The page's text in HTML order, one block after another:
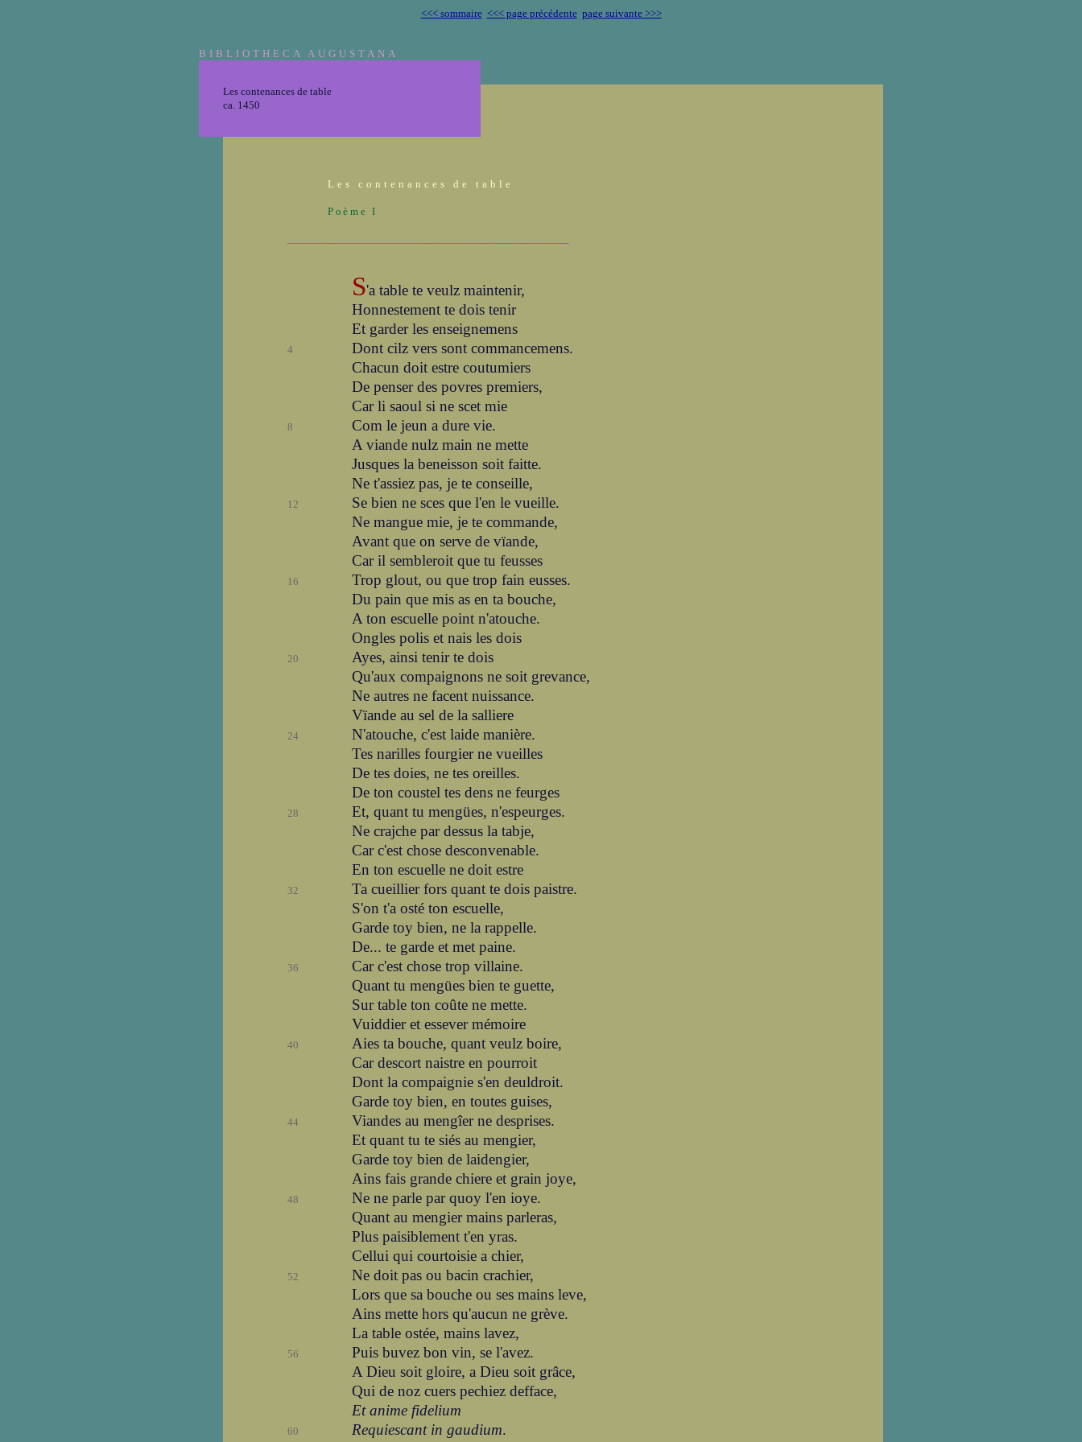
<<< sommaire <<< page précédente page suivante >>>
BIBLIOTHECA AUGUSTANA
Les contenances de table
ca. 1450
Les contenances de table
Poème I
S'a table te veulz maintenir,
Honnestement te dois tenir
Et garder les enseignemens
4
Dont cilz vers sont commancemens.
Chacun doit estre coutumiers
De penser des povres premiers,
Car li saoul si ne scet mie
8
Com le jeun a dure vie.
A viande nulz main ne mette
Jusques la beneisson soit faitte.
Ne t'assiez pas, je te conseille,
12
Se bien ne sces que l'en le vueille.
Ne mangue mie, je te commande,
Avant que on serve de vïande,
Car il sembleroit que tu feusses
16
Trop glout, ou que trop fain eusses.
Du pain que mis as en ta bouche,
A ton escuelle point n'atouche.
Ongles polis et nais les dois
20
Ayes, ainsi tenir te dois
Qu'aux compaignons ne soit grevance,
Ne autres ne facent nuissance.
Vïande au sel de la salliere
24
N'atouche, c'est laide manière.
Tes narilles fourgier ne vueilles
De tes doies, ne tes oreilles.
De ton coustel tes dens ne feurges
28
Et, quant tu mengües, n'espeurges.
Ne crajche par dessus la tabje,
Car c'est chose desconvenable.
En ton escuelle ne doit estre
32
Ta cueillier fors quant te dois paistre.
S'on t'a osté ton escuelle,
Garde toy bien, ne la rappelle.
De... te garde et met paine.
36
Car c'est chose trop villaine.
Quant tu mengües bien te guette,
Sur table ton coûte ne mette.
Vuiddier et essever mémoire
40
Aies ta bouche, quant veulz boire,
Car descort naistre en pourroit
Dont la compaignie s'en deuldroit.
Garde toy bien, en toutes guises,
44
Viandes au mengîer ne desprises.
Et quant tu te siés au mengier,
Garde toy bien de laidengier,
Ains fais grande chiere et grain joye,
48
Ne ne parle par quoy l'en ioye.
Quant au mengier mains parleras,
Plus paisiblement t'en yras.
Cellui qui courtoisie a chier,
52
Ne doit pas ou bacin crachier,
Lors que sa bouche ou ses mains leve,
Ains mette hors qu'aucun ne grève.
La table ostée, mains lavez,
56
Puis buvez bon vin, se l'avez.
A Dieu soit gloire, a Dieu soit grâce,
Qui de noz cuers pechiez defface,
Et anime fidelium
60 Requiescant in gaudium.